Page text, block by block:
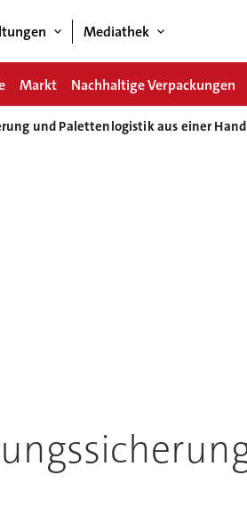
Mediathek
Markt Nachhaltige Verpackungen
und Palettenlogistik aus einer Hand